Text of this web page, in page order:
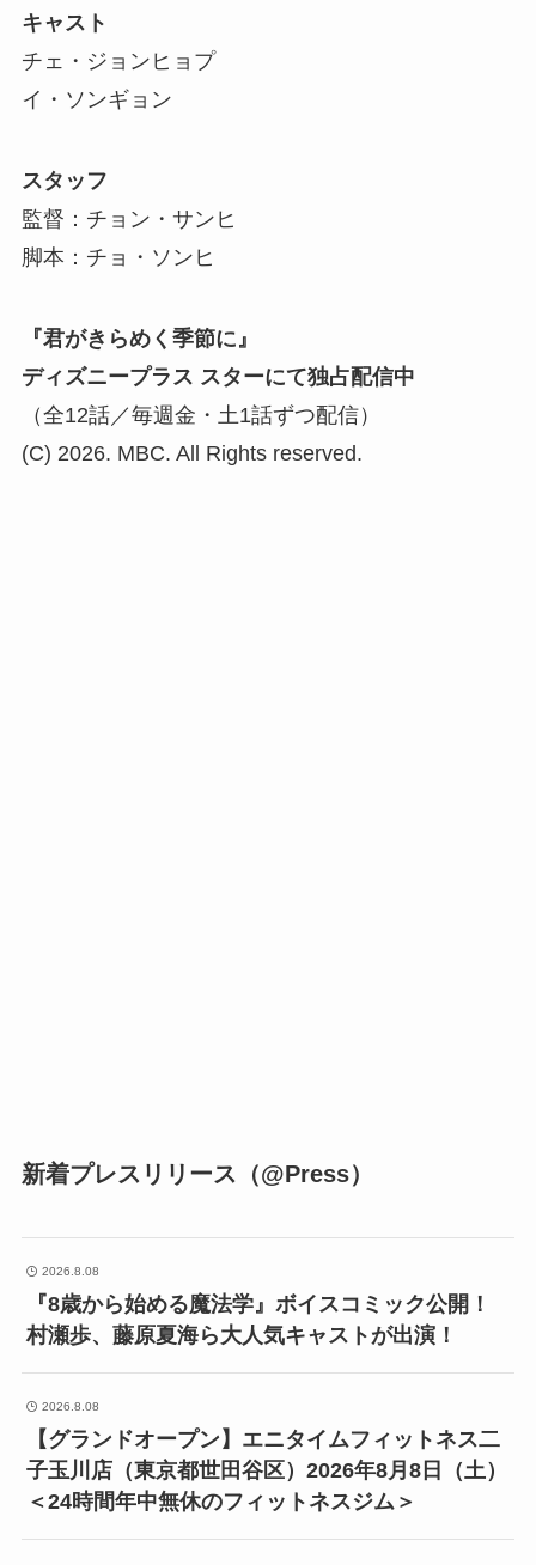
キャスト
チェ・ジョンヒョプ
イ・ソンギョン
スタッフ
監督：チョン・サンヒ
脚本：チョ・ソンヒ
『君がきらめく季節に』
ディズニープラス スターにて独占配信中
（全12話／毎週金・土1話ずつ配信）
(C) 2026. MBC. All Rights reserved.
新着プレスリリース（@Press）
2026.8.08
『8歳から始める魔法学』ボイスコミック公開！
村瀬歩、藤原夏海ら大人気キャストが出演！
2026.8.08
【グランドオープン】エニタイムフィットネス二
子玉川店（東京都世田谷区）2026年8月8日（土）
＜24時間年中無休のフィットネスジム＞